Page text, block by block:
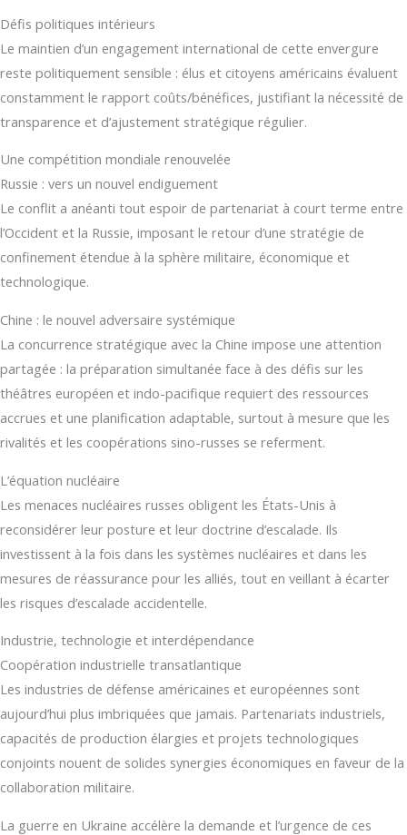
Défis politiques intérieurs
Le maintien d’un engagement international de cette envergure
reste politiquement sensible : élus et citoyens américains évaluent
constamment le rapport coûts/bénéfices, justifiant la nécessité de
transparence et d’ajustement stratégique régulier.
Une compétition mondiale renouvelée
Russie : vers un nouvel endiguement
Le conflit a anéanti tout espoir de partenariat à court terme entre
l’Occident et la Russie, imposant le retour d’une stratégie de
confinement étendue à la sphère militaire, économique et
technologique.
Chine : le nouvel adversaire systémique
La concurrence stratégique avec la Chine impose une attention
partagée : la préparation simultanée face à des défis sur les
théâtres européen et indo-pacifique requiert des ressources
accrues et une planification adaptable, surtout à mesure que les
rivalités et les coopérations sino-russes se referment.
L’équation nucléaire
Les menaces nucléaires russes obligent les États-Unis à
reconsidérer leur posture et leur doctrine d’escalade. Ils
investissent à la fois dans les systèmes nucléaires et dans les
mesures de réassurance pour les alliés, tout en veillant à écarter
les risques d’escalade accidentelle.
Industrie, technologie et interdépendance
Coopération industrielle transatlantique
Les industries de défense américaines et européennes sont
aujourd’hui plus imbriquées que jamais. Partenariats industriels,
capacités de production élargies et projets technologiques
conjoints nouent de solides synergies économiques en faveur de la
collaboration militaire.
La guerre en Ukraine accélère la demande et l’urgence de ces